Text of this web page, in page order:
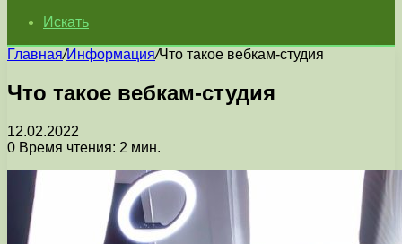
Искать
Главная/Информация/Что такое вебкам-студия
Что такое вебкам-студия
12.02.2022
0 Время чтения: 2 мин.